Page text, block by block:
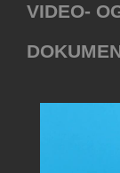
VIDEO-